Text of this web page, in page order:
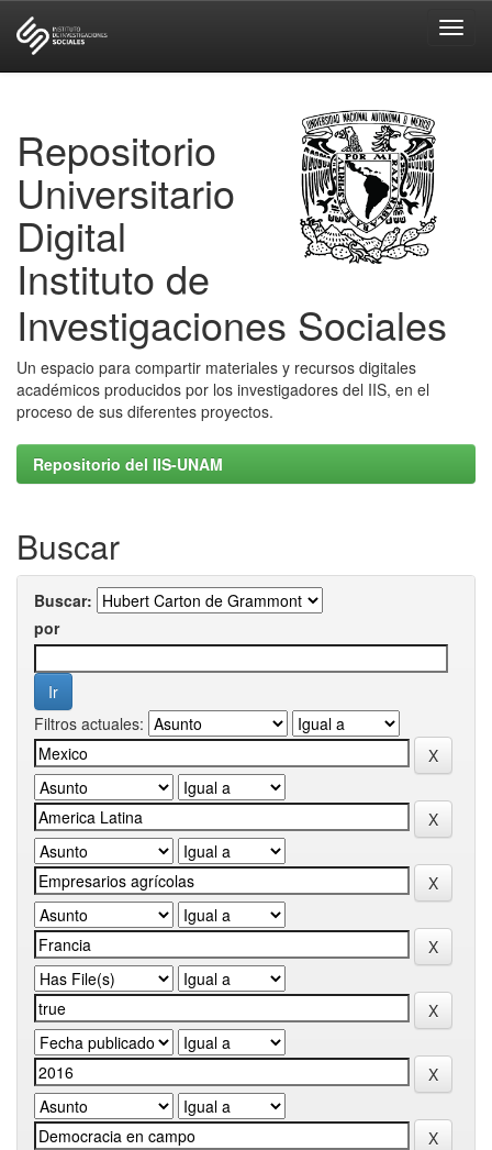
Repositorio
Universitario
Digital
Instituto de
Investigaciones Sociales
Un espacio para compartir materiales y recursos digitales
académicos producidos por los investigadores del IIS, en el
proceso de sus diferentes proyectos.
Repositorio del IIS-UNAM
Buscar
Buscar:
por
Filtros actuales: